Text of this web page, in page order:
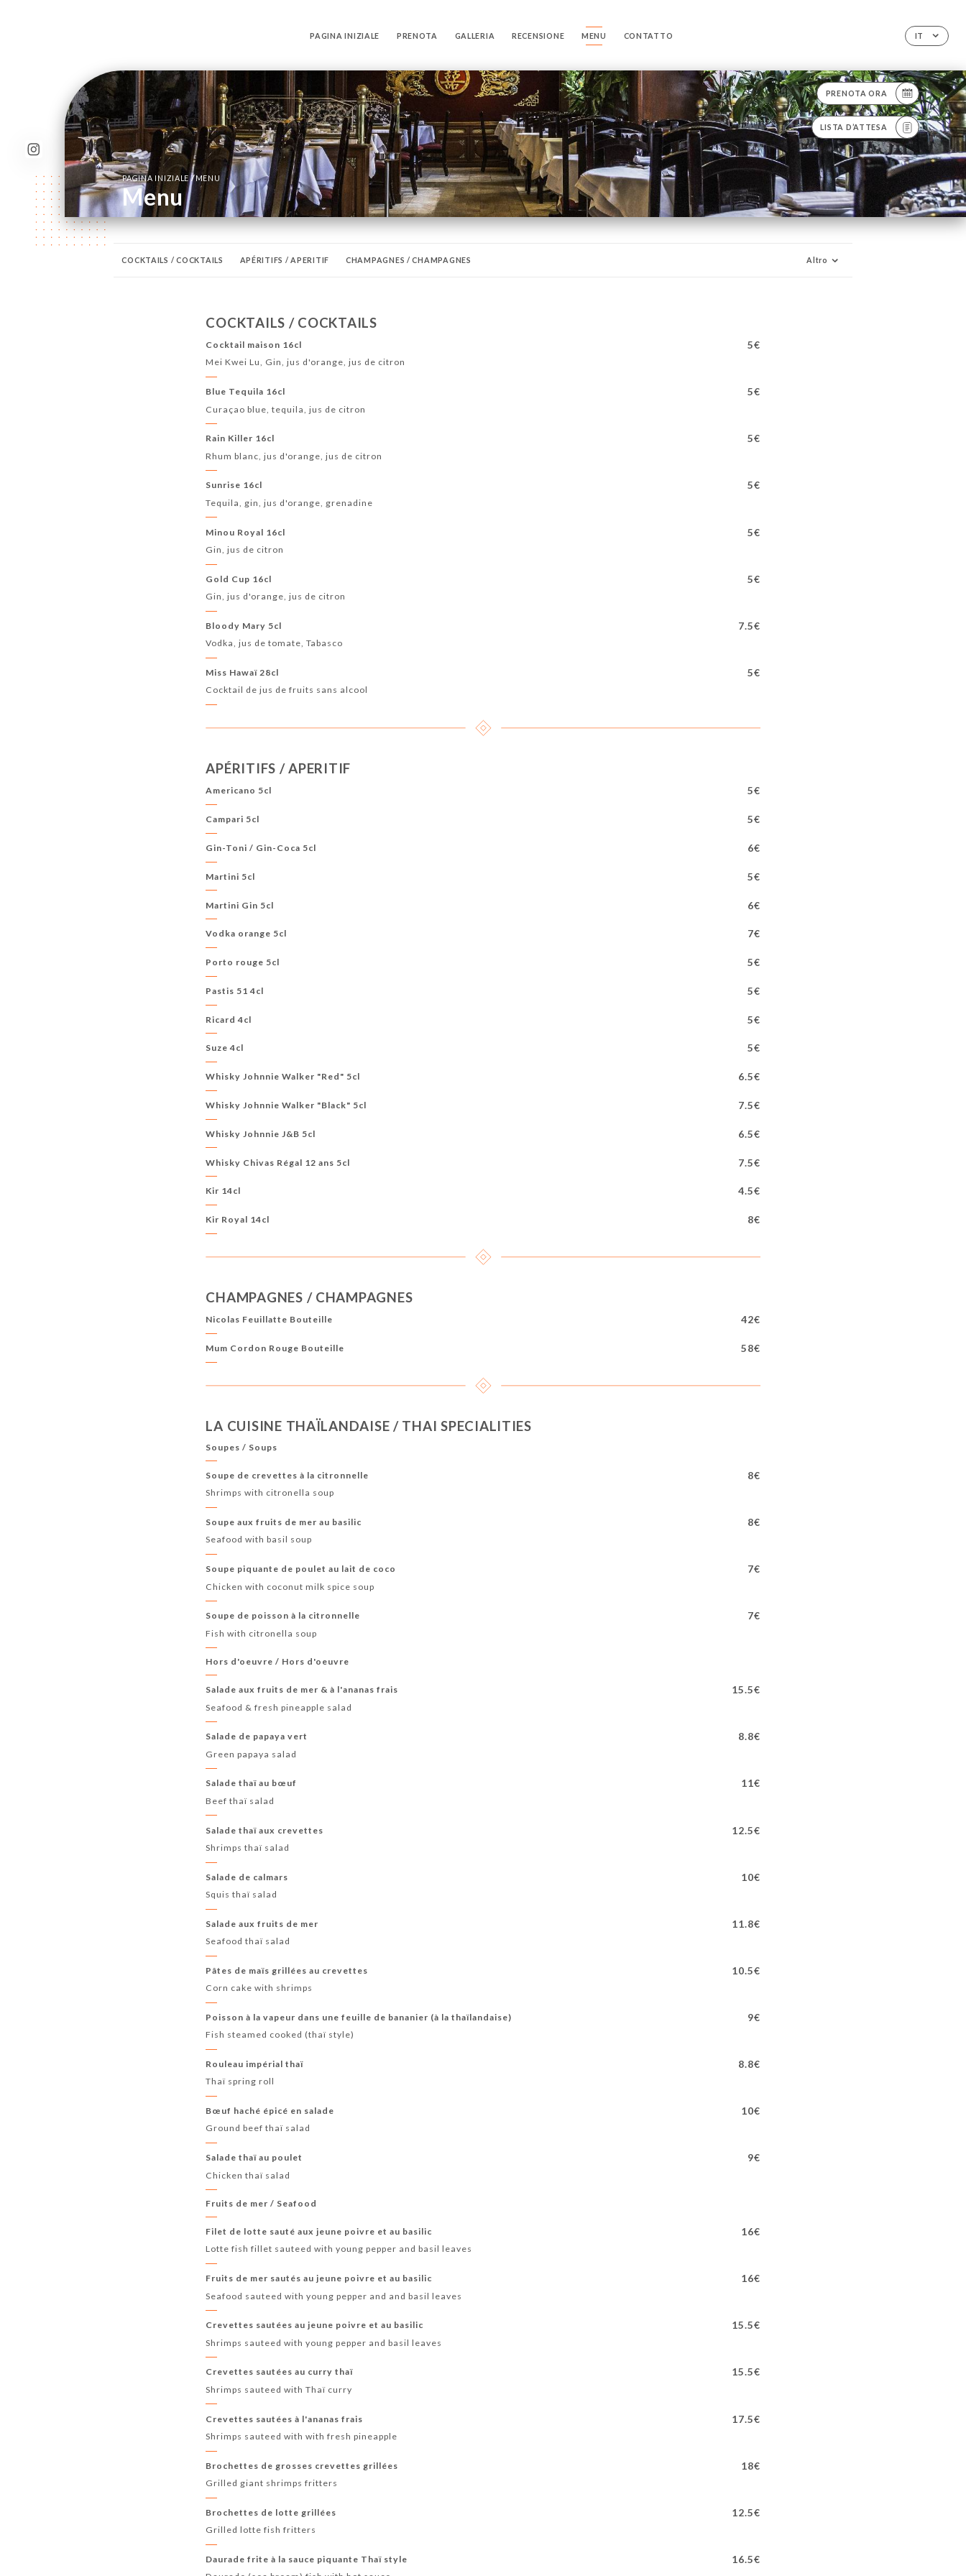
IT
PAGINA INIZIALE PRENOTA GALLERIA RECENSIONE MENU CONTATTO
PRENOTA ORA
LISTA D’ATTESA
PAGINA INIZIALE/ MENU
Menu
COCKTAILS / COCKTAILS APÉRITIFS / APERITIF CHAMPAGNES / CHAMPAGNES
LA CUISINE CHINOISE / CHINESE SPECIALTIES SPÉCIALITÉS A LA RÔTISSERIE / ROAST SPECIALTIES
SUGGESTION DU CHEF / CHEF'S SUGGESTION SPÉCIALITÉS A LA MARMITE / HOT-POT SPECIALITIES
SPÉCIALITÉS SUR PLAQUE CHAUFFANTE / HOT-PLATE SPECIALITIES
CARTE DE VINS / WINES AOC
Altro
COCKTAILS / COCKTAILS
Cocktail maison 16cl 5€
Mei Kwei Lu, Gin, jus d'orange, jus de citron
Blue Tequila 16cl 5€
Curaçao blue, tequila, jus de citron
Rain Killer 16cl 5€
Rhum blanc, jus d'orange, jus de citron
Sunrise 16cl 5€
Tequila, gin, jus d'orange, grenadine
Minou Royal 16cl 5€
Gin, jus de citron
Gold Cup 16cl 5€
Gin, jus d'orange, jus de citron
Bloody Mary 5cl 7.5€
Vodka, jus de tomate, Tabasco
Miss Hawaï 28cl 5€
Cocktail de jus de fruits sans alcool
APÉRITIFS / APERITIF
Americano 5cl 5€
Campari 5cl 5€
Gin-Toni / Gin-Coca 5cl 6€
Martini 5cl 5€
Martini Gin 5cl 6€
Vodka orange 5cl 7€
Porto rouge 5cl 5€
Pastis 51 4cl 5€
Ricard 4cl 5€
Suze 4cl 5€
Whisky Johnnie Walker "Red" 5cl 6.5€
Whisky Johnnie Walker "Black" 5cl 7.5€
Whisky Johnnie J&B 5cl 6.5€
Whisky Chivas Régal 12 ans 5cl 7.5€
Kir 14cl 4.5€
Kir Royal 14cl 8€
CHAMPAGNES / CHAMPAGNES
Nicolas Feuillatte Bouteille 42€
Mum Cordon Rouge Bouteille 58€
LA CUISINE THAÏLANDAISE / THAI SPECIALITIES
Soupes / Soups
Soupe de crevettes à la citronnelle 8€
Shrimps with citronella soup
Soupe aux fruits de mer au basilic 8€
Seafood with basil soup
Soupe piquante de poulet au lait de coco 7€
Chicken with coconut milk spice soup
Soupe de poisson à la citronnelle 7€
Fish with citronella soup
Hors d'oeuvre / Hors d'oeuvre
Salade aux fruits de mer & à l'ananas frais 15.5€
Seafood & fresh pineapple salad
Salade de papaya vert 8.8€
Green papaya salad
Salade thaï au bœuf 11€
Beef thaï salad
Salade thaï aux crevettes 12.5€
Shrimps thaï salad
Salade de calmars 10€
Squis thaï salad
Salade aux fruits de mer 11.8€
Seafood thaï salad
Pâtes de maïs grillées au crevettes 10.5€
Corn cake with shrimps
Poisson à la vapeur dans une feuille de bananier (à la thaïlandaise) 9€
Fish steamed cooked (thaï style)
Rouleau impérial thaï 8.8€
Thaï spring roll
Bœuf haché épicé en salade 10€
Ground beef thaï salad
Salade thaï au poulet 9€
Chicken thaï salad
Fruits de mer / Seafood
Filet de lotte sauté aux jeune poivre et au basilic 16€
Lotte fish fillet sauteed with young pepper and basil leaves
Fruits de mer sautés au jeune poivre et au basilic 16€
Seafood sauteed with young pepper and and basil leaves
Crevettes sautées au jeune poivre et au basilic 15.5€
Shrimps sauteed with young pepper and basil leaves
Crevettes sautées au curry thaï 15.5€
Shrimps sauteed with Thaï curry
Crevettes sautées à l'ananas frais 17.5€
Shrimps sauteed with with fresh pineapple
Brochettes de grosses crevettes grillées 18€
Grilled giant shrimps fritters
Brochettes de lotte grillées 12.5€
Grilled lotte fish fritters
Daurade frite à la sauce piquante Thaï style 16.5€